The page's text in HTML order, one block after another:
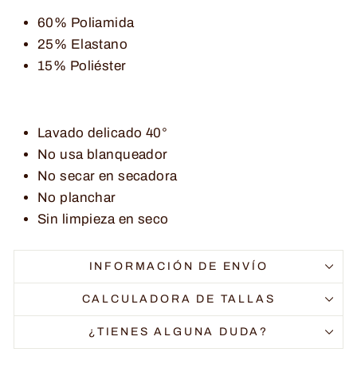
60% Poliamida
25% Elastano
15% Poliéster
Lavado delicado 40°
No usa blanqueador
No secar en secadora
No planchar
Sin limpieza en seco
INFORMACIÓN DE ENVÍO
CALCULADORA DE TALLAS
¿TIENES ALGUNA DUDA?